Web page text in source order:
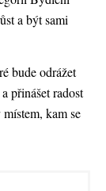
a být sami
bude odrážet
přinášet radost
kam se